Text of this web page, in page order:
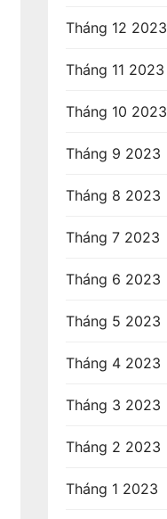
Tháng 12 2023
Tháng 11 2023
Tháng 10 2023
Tháng 9 2023
Tháng 8 2023
Tháng 7 2023
Tháng 6 2023
Tháng 5 2023
Tháng 4 2023
Tháng 3 2023
Tháng 2 2023
Tháng 1 2023